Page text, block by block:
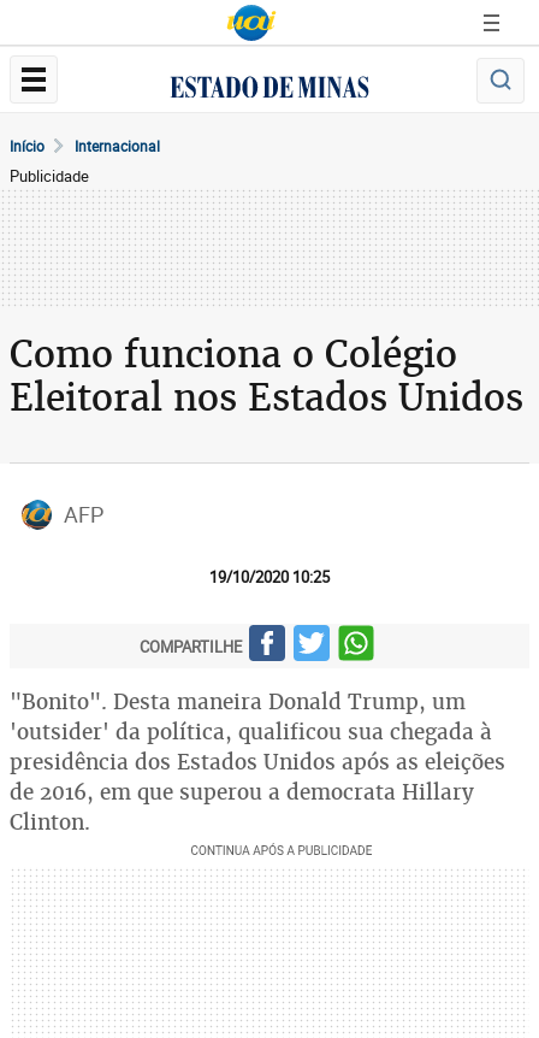
Início Internacional
Publicidade
Como funciona o Colégio
Eleitoral nos Estados Unidos
AFP
19/10/2020 10:25
COMPARTILHE
"Bonito". Desta maneira Donald Trump, um
'outsider' da política, qualificou sua chegada à
presidência dos Estados Unidos após as eleições
de 2016, em que superou a democrata Hillary
Clinton.